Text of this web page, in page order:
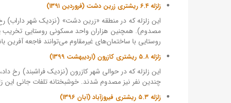
زلزله ۶.۴ ریشتری زرین دشت (فروردین ۱۳۹۱)
روستایی با ساختمان‌های غیرمقاوم می‌توانند فاجعه آفرین
زلزله ۵.۸ ریشتری کازرون (اردیبهشت ۱۳۹۹)
چندین نفر نیز مصدوم شدند. خوشبختانه تلفات جانی این زلزله
زلزله ۵.۳ ریشتری فیروزآباد (آبان ۱۳۹۶)